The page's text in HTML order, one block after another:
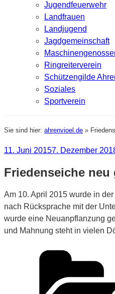
Jugendfeuerwehr
Landfrauen
Landjugend
Jagdgemeinschaft
Ringreiterverein
Schützengilde
Soziales
Sportverein
Sie sind hier: ahrenvioel.de »
Veröffentlicht
11. Juni 20157. Dezember
Friedenseiche neu
Am 10. April 2015 wurde in
nach Rücksprache mit der
wurde eine Neuanpflanzung
und Mahnung steht in vielen